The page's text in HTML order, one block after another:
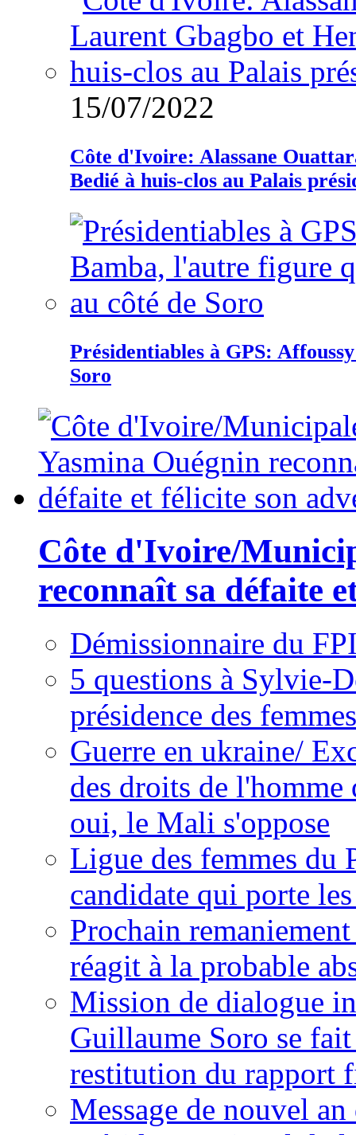
15/07/2022
Côte d'Ivoire: Alassane
Bedié à huis-clos au Palais
Présidentiables à GPS:
Soro
Côte d'Ivoire/
reconnaît sa défaite
Démissionnaire du
5 questions à Sylvie-
présidence des
Guerre en ukraine/
des droits de
oui, le Mali s'oppose
Ligue des femmes du
candidate qui porte
Prochain
réagit à la probable
Mission de dialogue
Guillaume Soro se
restitution du rapport
Message de nouvel